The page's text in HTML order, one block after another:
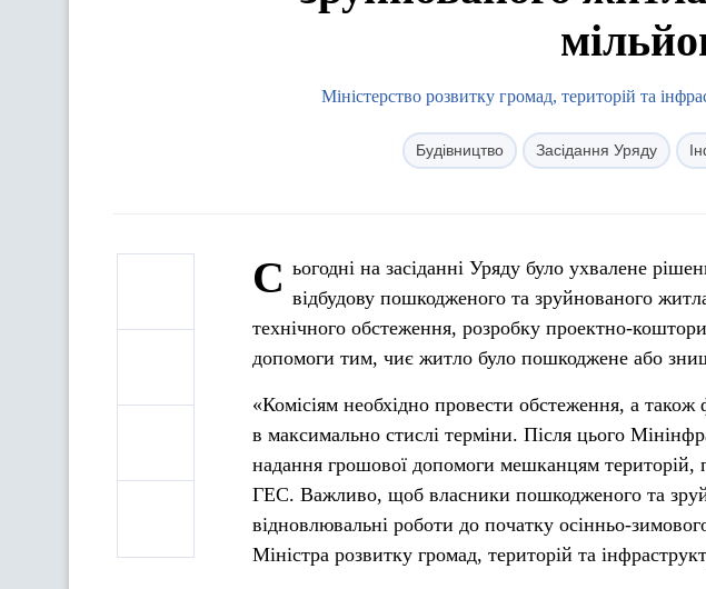
Міністерство розвитку громад, територій та
Будівництво Засідання Уряду
С ьогодні на засіданні Уряду було ухвалене
відбудову пошкодженого та зруйнованого
технічного обстеження, розробку проектно-
допомоги тим, чиє житло було пошкоджене або
«Комісіям необхідно провести обстеження, а
в максимально стислі терміни. Після цього
надання грошової допомоги мешканцям територій,
ГЕС. Важливо, щоб власники пошкодженого та
відновлювальні роботи до початку осінньо-
Міністра розвитку громад, територій та